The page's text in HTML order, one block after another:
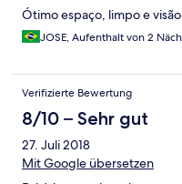
Ótimo espaço, limpo e
JOSE, Aufenthalt von 2
Verifizierte Bewertung
8/10 – Sehr gut
27. Juli 2018
Mit Google übersetzen